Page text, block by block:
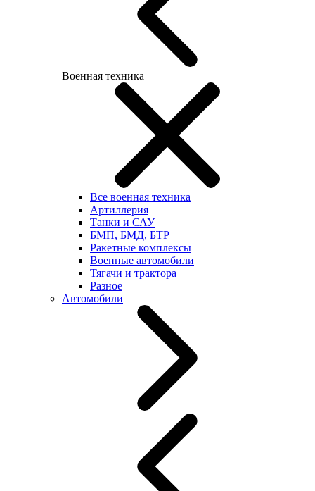
Военная техника
Все военная техника
Артиллерия
Танки и САУ
БМП, БМД, БТР
Ракетные комплексы
Военные автомобили
Тягачи и трактора
Разное
Автомобили